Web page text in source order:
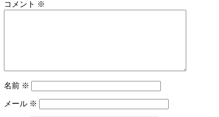
コメント ※
名前 ※
メール ※